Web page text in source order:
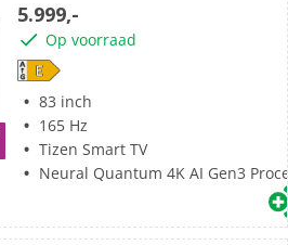
5
sterren.
5.999,-
Op voorraad
83 inch
165 Hz
Tizen Smart TV
Neural Quantum 4K AI Gen3